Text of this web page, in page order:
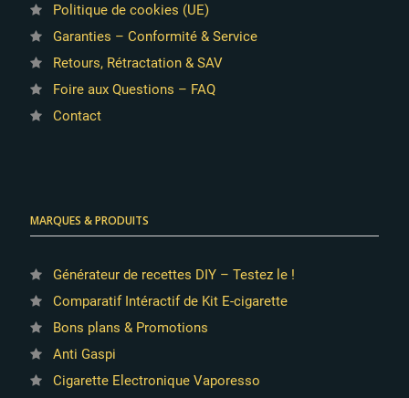
Politique de cookies (UE)
Garanties – Conformité & Service
Retours, Rétractation & SAV
Foire aux Questions – FAQ
Contact
MARQUES & PRODUITS
Générateur de recettes DIY – Testez le !
Comparatif Intéractif de Kit E-cigarette
Bons plans & Promotions
Anti Gaspi
Cigarette Electronique Vaporesso